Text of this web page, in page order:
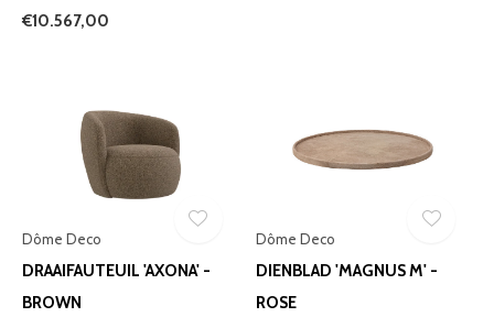
€10.567,00
Dôme Deco
DRAAIFAUTEUIL 'AXONA' -
BROWN
Dôme Deco
DIENBLAD 'MAGNUS M' -
ROSE